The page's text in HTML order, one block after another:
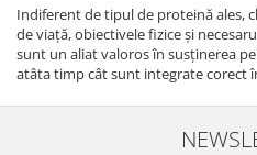
Indiferent de tipul de proteină ales,
de viață, obiectivele fizice și
sunt un aliat valoros în susținerea
atâta timp cât sunt integrate corect